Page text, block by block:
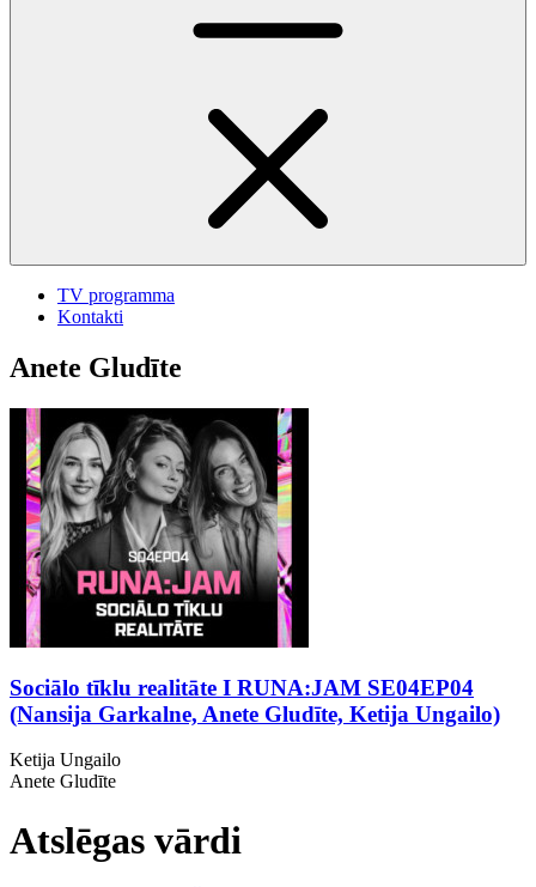
TV programma
Kontakti
Anete Gludīte
Sociālo tīklu realitāte I RUNA:JAM SE04EP04
(Nansija Garkalne, Anete Gludīte, Ketija Ungailo)
Ketija Ungailo
Anete Gludīte
Atslēgas vārdi